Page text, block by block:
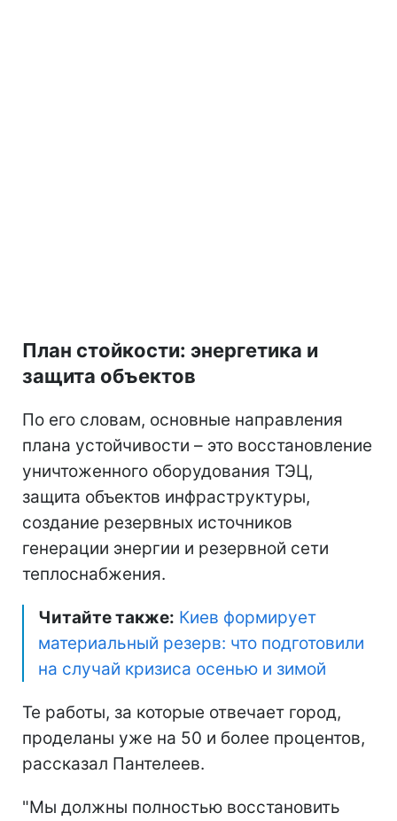
План стойкости: энергетика и
защита объектов
По его словам, основные направления
плана устойчивости – это восстановление
уничтоженного оборудования ТЭЦ,
защита объектов инфраструктуры,
создание резервных источников
генерации энергии и резервной сети
теплоснабжения.
Читайте также: Киев формирует
материальный резерв: что подготовили
на случай кризиса осенью и зимой
Те работы, за которые отвечает город,
проделаны уже на 50 и более процентов,
рассказал Пантелеев.
"Мы должны полностью восстановить